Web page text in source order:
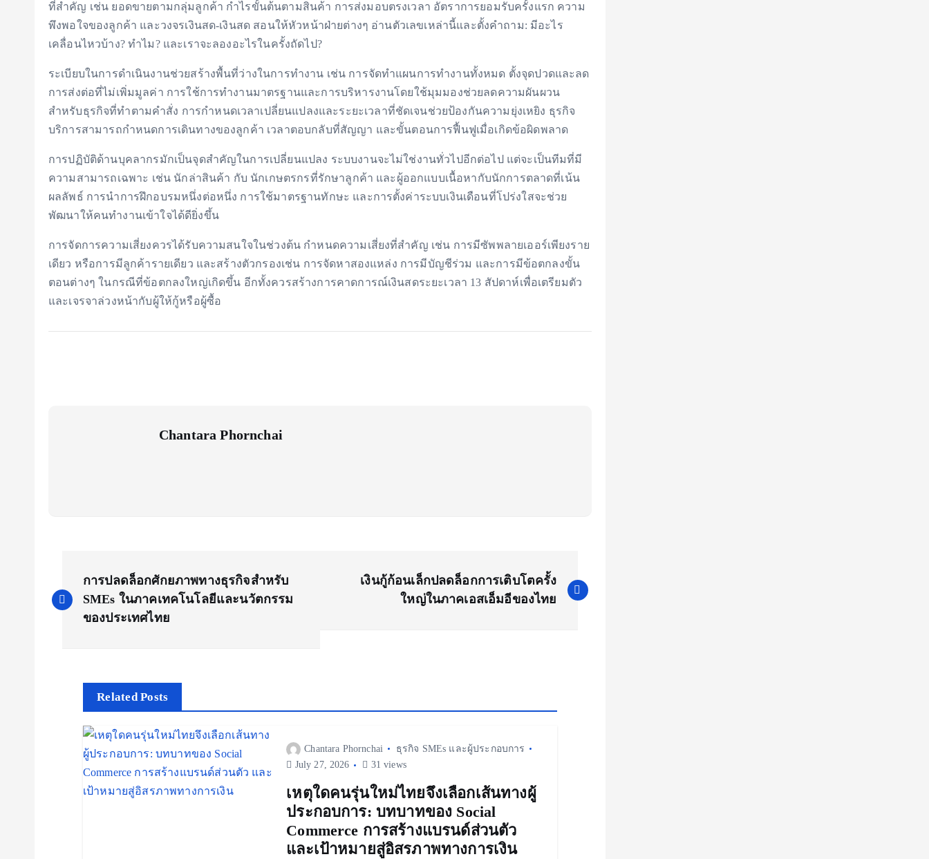
ที่สำคัญ เช่น ยอดขายตามกลุ่มลูกค้า กำไรขั้นต้นตามสินค้า การส่งมอบตรงเวลา อัตราการยอมรับครั้งแรก ความ
พึงพอใจของลูกค้า และวงจรเงินสด-เงินสด สอนให้หัวหน้าฝ่ายต่างๆ อ่านตัวเลขเหล่านี้และตั้งคำถาม: มีอะไร
เคลื่อนไหวบ้าง? ทำไม? และเราจะลองอะไรในครั้งถัดไป?
ระเบียบในการดำเนินงานช่วยสร้างพื้นที่ว่างในการทำงาน เช่น การจัดทำแผนการทำงานทั้งหมด ตั้งจุดปวดและลด
การส่งต่อที่ไม่เพิ่มมูลค่า การใช้การทำงานมาตรฐานและการบริหารงานโดยใช้มุมมองช่วยลดความผันผวน
สำหรับธุรกิจที่ทำตามคำสั่ง การกำหนดเวลาเปลี่ยนแปลงและระยะเวลาที่ชัดเจนช่วยป้องกันความยุ่งเหยิง ธุรกิจ
บริการสามารถกำหนดการเดินทางของลูกค้า เวลาตอบกลับที่สัญญา และขั้นตอนการฟื้นฟูเมื่อเกิดข้อผิดพลาด
การปฏิบัติด้านบุคลากรมักเป็นจุดสำคัญในการเปลี่ยนแปลง ระบบงานจะไม่ใช่งานทั่วไปอีกต่อไป แต่จะเป็นทีมที่มี
ความสามารถเฉพาะ เช่น นักล่าสินค้า กับ นักเกษตรกรที่รักษาลูกค้า และผู้ออกแบบเนื้อหากับนักการตลาดที่เน้น
ผลลัพธ์ การนำการฝึกอบรมหนึ่งต่อหนึ่ง การใช้มาตรฐานทักษะ และการตั้งค่าระบบเงินเดือนที่โปร่งใสจะช่วย
พัฒนาให้คนทำงานเข้าใจได้ดียิ่งขึ้น
การจัดการความเสี่ยงควรได้รับความสนใจในช่วงต้น กำหนดความเสี่ยงที่สำคัญ เช่น การมีซัพพลายเออร์เพียงราย
เดียว หรือการมีลูกค้ารายเดียว และสร้างตัวกรองเช่น การจัดหาสองแหล่ง การมีบัญชีร่วม และการมีข้อตกลงขั้น
ตอนต่างๆ ในกรณีที่ข้อตกลงใหญ่เกิดขึ้น อีกทั้งควรสร้างการคาดการณ์เงินสดระยะเวลา 13 สัปดาห์เพื่อเตรียมตัว
และเจรจาล่วงหน้ากับผู้ให้กู้หรือผู้ซื้อ
Chantara Phornchai
o
การปลดล็อกศักยภาพทางธุรกิจสำหรับ
SMEs ในภาคเทคโนโลยีและนวัตกรรม
ของประเทศไทย
เงินกู้ก้อนเล็กปลดล็อกการเติบโตครั้ง
ใหญ่ในภาคเอสเอ็มอีของไทย
Related Posts
Chantara Phornchai
ธุรกิจ SMEs และผู้ประกอบการ
July 27, 2026
31 views
เหตุใดคนรุ่นใหม่ไทยจึงเลือกเส้นทางผู้
ประกอบการ: บทบาทของ Social
Commerce การสร้างแบรนด์ส่วนตัว
และเป้าหมายสู่อิสรภาพทางการเงิน